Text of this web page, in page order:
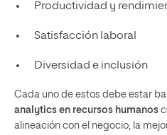
Productividad y
Satisfacción laboral
Diversidad e inclusión
Cada uno de estos debe estar
analytics en recursos humanos
alineación con el negocio, la